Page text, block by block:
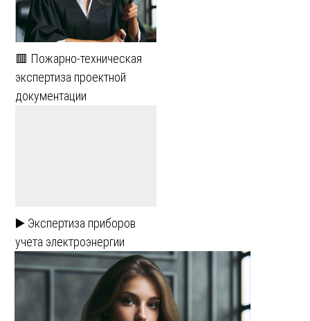
🟥 Пожарно-техническая
экспертиза проектной
документации
▶️ Экспертиза приборов
учета электроэнергии